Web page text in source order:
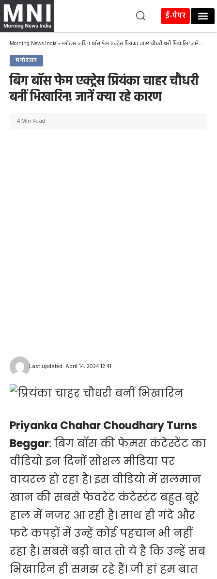
ई-पेपर
Morning News India »मनोरंजन»बिग बॉस फेम एक्ट्रेस प्रियंका चाहर चौधरी बनीं भिखारिन! जानें क्या रहे कारण
मनोरंजन
बिग बॉस फेम एक्ट्रेस प्रियंका चाहर चौधरी
बनीं भिखारिन! जानें क्या रहे कारण
Last updated: April 14, 2024 12:41
4 Min Read
Priyanka Chahar Choudhary Turns
Beggar: बिग बॉस की फेमस कंटेस्टेंट का
वीडियो इन दिनों सोशल मीडिया पर
वायरल हो रहा है। इस वीडियो में सलमान
खान की सबसे फेवरेट कंटेस्टंट बहुत बूरे
हाल में नजर आ रही है। साथ ही गंदे और
फटे कपड़ों में उन्हें कोई पहचान भी नहीं
रहा है। सबसे बड़ी बात तो ये है कि उन्हें सब
भिखारिन ही समझ रहे हैं। जी हां हम बात